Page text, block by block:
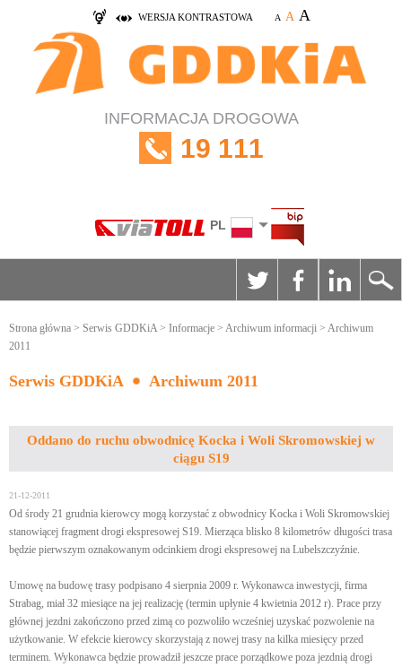
WERSJA KONTRASTOWA A A A
INFORMACJA DROGOWA
19 111
PL
Strona główna > Serwis GDDKiA> Informacje > Archiwum informacji > Archiwum
2011
Serwis GDDKiA Archiwum 2011
Oddano do ruchu obwodnicę Kocka i Woli Skromowskiej w
ciągu S19
21-12-2011
Od środy 21 grudnia kierowcy mogą korzystać z obwodnicy Kocka i Woli Skromowskiej
stanowiącej fragment drogi ekspresowej S19. Mierząca blisko 8 kilometrów długości trasa
będzie pierwszym oznakowanym odcinkiem drogi ekspresowej na Lubelszczyźnie.
Umowę na budowę trasy podpisano 4 sierpnia 2009 r. Wykonawca inwestycji, firma
Strabag, miał 32 miesiące na jej realizację (termin upłynie 4 kwietnia 2012 r). Prace przy
głównej jezdni zakończono przed zimą co pozwoliło wcześniej uzyskać pozwolenie na
użytkowanie. W efekcie kierowcy skorzystają z nowej trasy na kilka miesięcy przed
terminem. Wykonawca będzie prowadził jeszcze prace porządkowe poza jezdnią drogi